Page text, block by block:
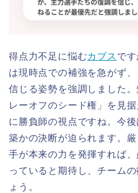
得点力不足に悩むカブス で
は現時点での補強を急がず
信じる姿勢を強調しました
レーオフのシード権」を見
に勝負師の視点ですね。今
築かの決断が迫られます。
手が本来の力を発揮すれば
っていると期待し、チーム
ょう。